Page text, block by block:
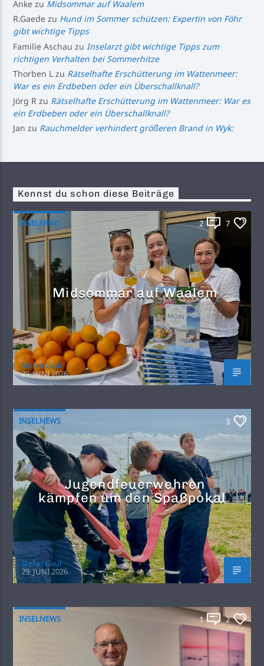
Anke zu Midsommar auf Waalem
R.Gaede zu Hund im Sommer schützen: Expertin von Föhr
gibt wichtige Tipps
Familie Aschau zu Inselarzt gibt wichtige Tipps zum
richtigen Verhalten bei Sommerhitze
Thorben L zu Rätselhafte Erschütterung im Wattenmeer:
War es ein Erdbeben oder ein Überschallknall?
Jörg R zu Rätselhafte Erschütterung im Wattenmeer: War es
ein Erdbeben oder ein Überschallknall?
Jan zu Rauchmelder verhindert größeren Brand in Wyk:
Kennst du schon diese Beiträge
INSELNEWS 2 7
Midsommar auf Waalem
Stefan Gaul
29. JUNI 2026
INSELNEWS 3
Jugendfeuerwehren
kämpfen um den Spaßpokal
Stefan Gaul
29. JUNI 2026
INSELNEWS 1 2